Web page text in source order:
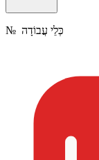
№ כְּלֵי עֲבוֹדָה